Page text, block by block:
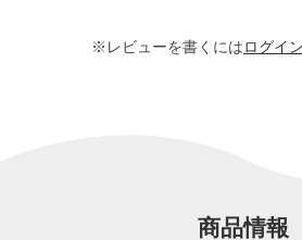
※レビューを書くにはログイン
商品情報